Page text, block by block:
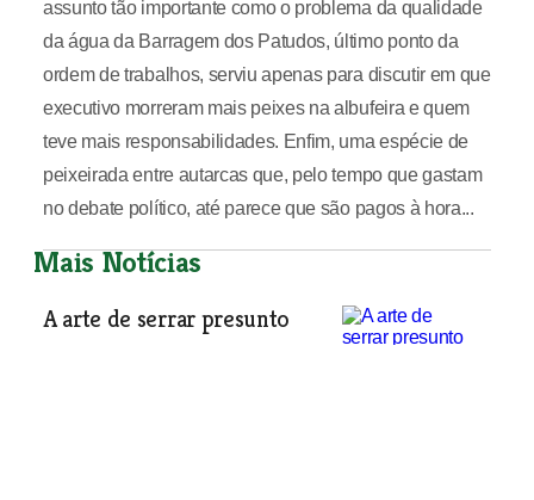
assunto tão importante como o problema da qualidade
da água da Barragem dos Patudos, último ponto da
ordem de trabalhos, serviu apenas para discutir em que
executivo morreram mais peixes na albufeira e quem
teve mais responsabilidades. Enfim, uma espécie de
peixeirada entre autarcas que, pelo tempo que gastam
no debate político, até parece que são pagos à hora...
Mais Notícias
A arte de serrar presunto